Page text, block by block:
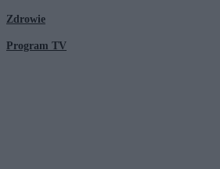
Zdrowie
Program TV